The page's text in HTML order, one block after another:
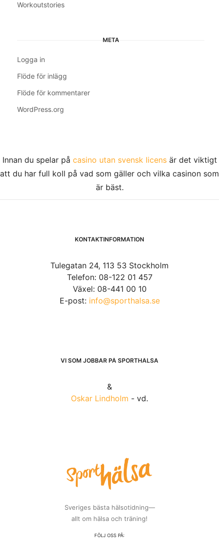
Workoutstories
META
Logga in
Flöde för inlägg
Flöde för kommentarer
WordPress.org
Innan du spelar på casino utan svensk licensär det viktigt
att du har full koll på vad som gäller och vilka casinon som
är bäst.
KONTAKTINFORMATION
Tulegatan 24, 113 53 Stockholm
Telefon: 08-122 01 457
Växel: 08-441 00 10
E-post: info@sporthalsa.se
VI SOM JOBBAR PÅ SPORTHÄLSA
&
Oskar Lindholm - vd.
Sveriges bästa hälsotidning—
allt om hälsa och träning!
FÖLJ OSS PÅ: